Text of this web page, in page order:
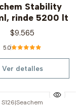
Stability
rinde 5200 lt
$9.565
5.0
Ver detalles
S126|Seachem